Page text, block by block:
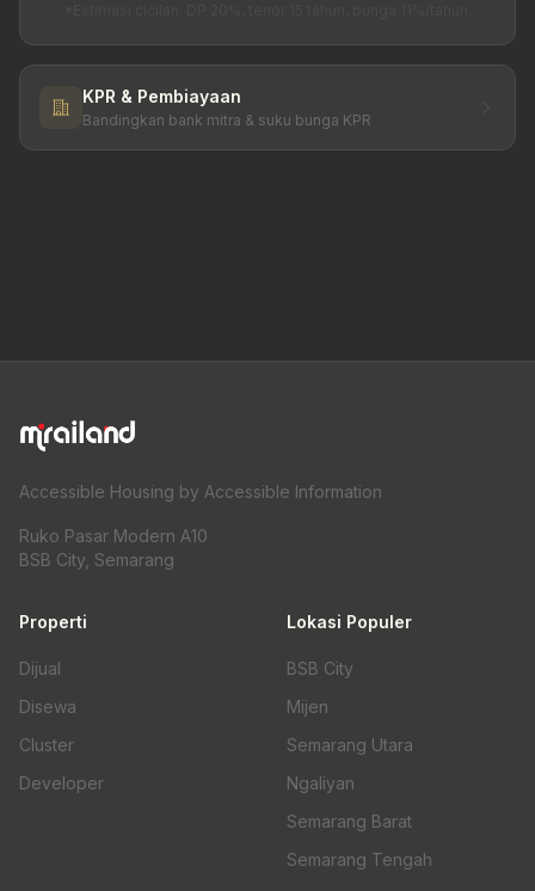
KPR & Pembiayaan
Bandingkan bank mitra & suku bunga KPR
Accessible Housing by Accessible Information
Ruko Pasar Modern A10
BSB City, Semarang
Properti
Dijual
Disewa
Cluster
Developer
Lokasi Populer
BSB City
Mijen
Semarang Utara
Ngaliyan
Semarang Barat
Semarang Tengah